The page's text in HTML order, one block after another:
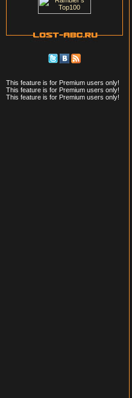
This feature is for Premium users only!
This feature is for Premium users only!
This feature is for Premium users only!